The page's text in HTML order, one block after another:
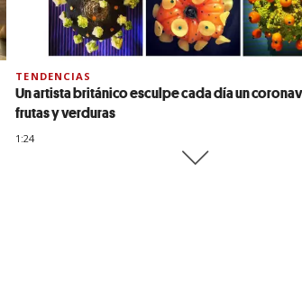
TENDENCIAS
Un artista británico esculpe cada día un
frutas y verduras
1:24